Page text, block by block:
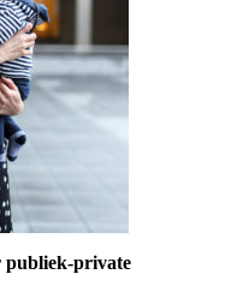
publiek-private